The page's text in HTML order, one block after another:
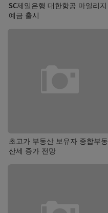
SC제일은행 대한항공 마일리지
예금 출시
초고가 부동산 보유자 종합부동
산세 증가 전망